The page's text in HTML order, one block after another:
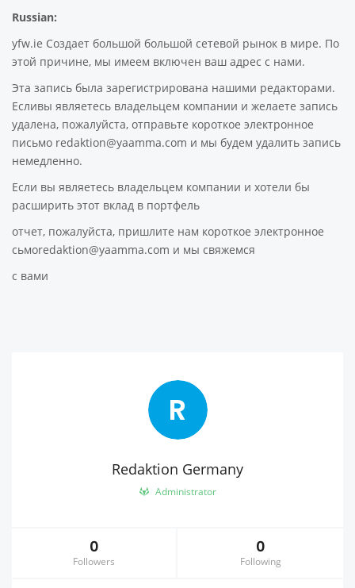
Russian:
yfw.ie Создает большой большой сетевой рынок в мире. По
этой причине, мы имеем включен ваш адрес с нами.
Эта запись была зарегистрирована нашими редакторами.
Есливы являетесь владельцем компании и желаете запись
удалена, пожалуйста, отправьте короткое электронное
письмо redaktion@yaamma.com и мы будем удалить запись
немедленно.
Если вы являетесь владельцем компании и хотели бы
расширить этот вклад в портфель
отчет, пожалуйста, пришлите нам короткое электронное
сьмоredaktion@yaamma.com и мы свяжемся
с вами
R
Redaktion Germany
Administrator
0
Followers
0
Following